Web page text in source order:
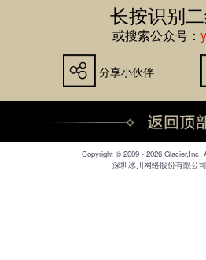
长按识别
或搜索公众号：
分享小伙伴
Copyright © 2009 - 2026 Glacier,Inc.
深圳冰川网络股份有限公